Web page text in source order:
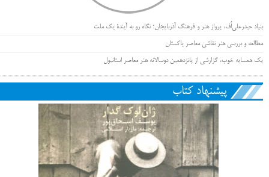
بنیاد حیدرعلی‌اُف، پرواز هنر و فرهنگ آذربایجان؛ نگاه رو به آیندۀ یک ملت
مطالعه و بررسی هنر نقاشی معاصر پاکستان
یک همسایه خوب، گزارشی از پانزدهمین دوسالانه هنر معاصر استانبول
پیشنهاد کتاب